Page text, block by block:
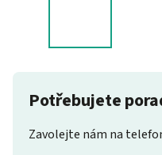
Potřebujete
Zavolejte nám na